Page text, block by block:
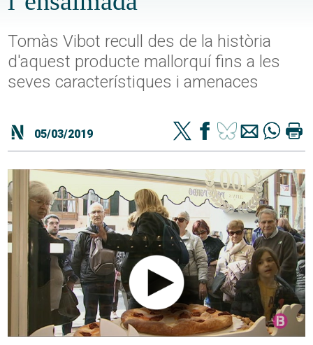
Tomàs Vibot recull des de la història
d'aquest producte mallorquí fins a les
seves característiques i amenaces
05/03/2019